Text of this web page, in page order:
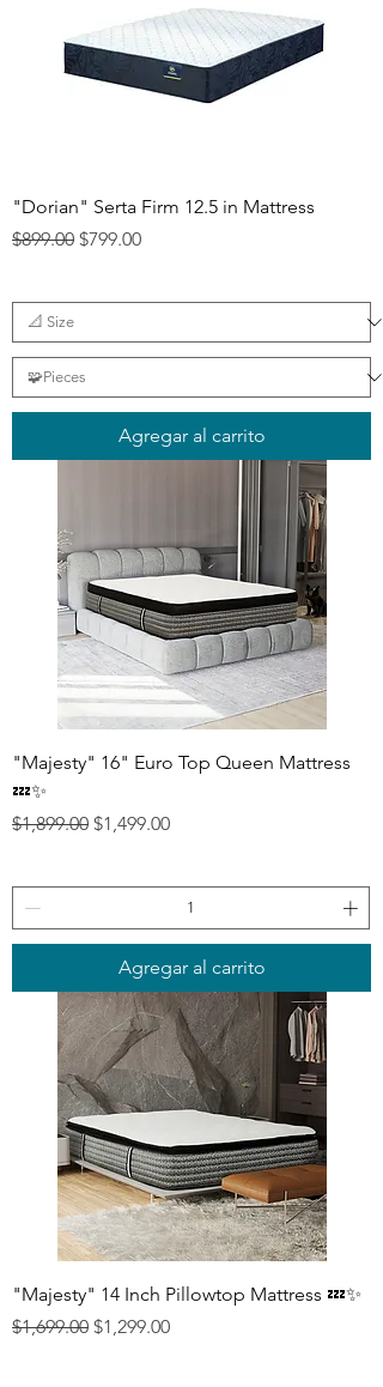
"Dorian" Serta Firm 12.5 in Mattress
Precio
$899.00 Precio de oferta
$799.00
Agregar al carrito
"Majesty" 16" Euro Top Queen Mattress
💤✨
Precio
$1,899.00 Precio de oferta
$1,499.00
Agregar al carrito
"Majesty" 14 Inch Pillowtop Mattress 💤✨
Precio
$1,699.00 Precio de oferta
$1,299.00